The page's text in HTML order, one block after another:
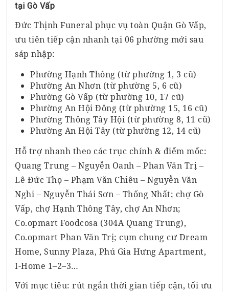
tại Gò Vấp
Đức Thịnh Funeral phục vụ toàn Quận Gò Vấp,
ưu tiên tiếp cận nhanh tại 06 phường mới sau
sáp nhập:
Phường Hạnh Thông (từ phường 1, 3 cũ)
Phường An Nhơn (từ phường 5, 6 cũ)
Phường Gò Vấp (từ phường 10, 17 cũ)
Phường An Hội Đông (từ phường 15, 16 cũ)
Phường Thông Tây Hội (từ phường 8, 11 cũ)
Phường An Hội Tây (từ phường 12, 14 cũ)
Hỗ trợ nhanh theo các trục chính & điểm mốc:
Quang Trung – Nguyễn Oanh – Phan Văn Trị –
Lê Đức Thọ – Phạm Văn Chiêu – Nguyễn Văn
Nghi – Nguyễn Thái Sơn – Thống Nhất; chợ Gò
Vấp, chợ Hạnh Thông Tây, chợ An Nhơn;
Co.opmart Foodcosa (304A Quang Trung),
Co.opmart Phan Văn Trị; cụm chung cư Dream
Home, Sunny Plaza, Phú Gia Hưng Apartment,
I-Home 1–2–3…
Với mục tiêu: rút ngắn thời gian tiếp cận, tối ưu